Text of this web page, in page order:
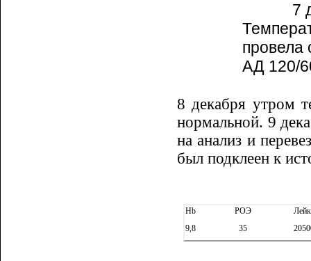
7
провела
АД 120/
8 декабря утром
нормальной. 9
на анализ и
был подклеен к
Hb РОЭ
9,8
35